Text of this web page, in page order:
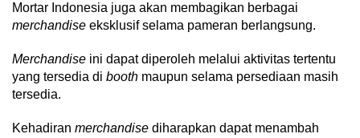
Mortar Indonesia juga akan membagikan berbagai
merchandise eksklusif selama pameran berlangsung.
Merchandise ini dapat diperoleh melalui aktivitas tertentu
yang tersedia di booth maupun selama persediaan masih
tersedia.
Kehadiran merchandise diharapkan dapat menambah